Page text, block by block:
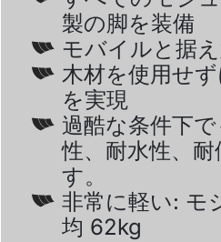
製の脚を装備
モバイルと据え
木材を使用せ
を実現
過酷な条件下
性、耐水性、
す。
非常に軽い: モ
均 62kg